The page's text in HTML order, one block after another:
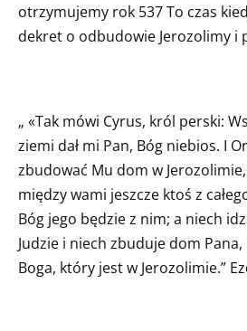
otrzymujemy rok 537 To czas
dekret o odbudowie Jerozolimy i
„ «Tak mówi Cyrus, król perski:
ziemi dał mi Pan, Bóg niebios. I
zbudować Mu dom w Jerozolimie,
między wami jeszcze ktoś z
Bóg jego będzie z nim; a niech
Judzie i niech zbuduje dom
Boga, który jest w Jerozolimie.”